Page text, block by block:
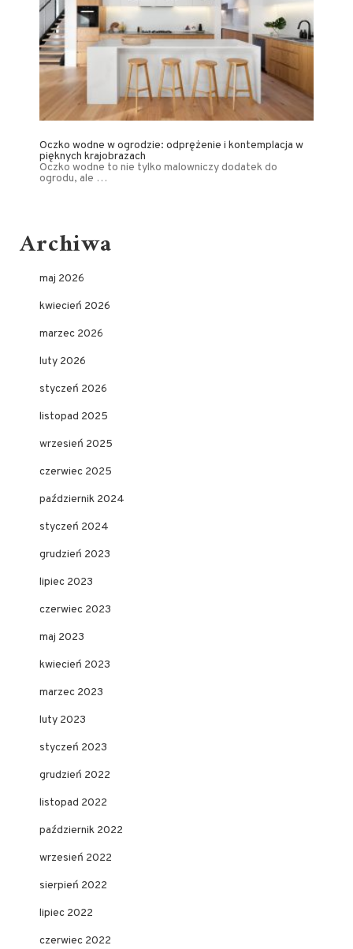
Oczko wodne w ogrodzie: odprężenie i kontemplacja w
pięknych krajobrazach
Oczko wodne to nie tylko malowniczy dodatek do
ogrodu, ale …
Archiwa
maj 2026
kwiecień 2026
marzec 2026
luty 2026
styczeń 2026
listopad 2025
wrzesień 2025
czerwiec 2025
październik 2024
styczeń 2024
grudzień 2023
lipiec 2023
czerwiec 2023
maj 2023
kwiecień 2023
marzec 2023
luty 2023
styczeń 2023
grudzień 2022
listopad 2022
październik 2022
wrzesień 2022
sierpień 2022
lipiec 2022
czerwiec 2022